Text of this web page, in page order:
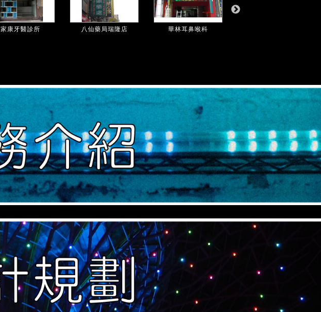
家康牙醫診所 八仙藥局瑞隆店 華林耳鼻喉科